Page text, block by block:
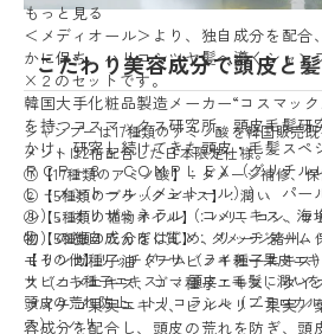
こだわり美容成分で頭皮と
シャンプーは17種類のアミノ酸を韓国販売
メントは2倍配合した日本限定仕様。
①【17種類のアミノ酸】：ダメージ補修、
②【5種類のブラックエキス】：潤い
③【5種類の植物オイル】：ハリ、コシ、ツ
④【5種類のたんぱく質】：ダメージ諸州
【その他】リッチダーム（ライチー果皮エ
サビノキ種子エキス）：頭皮・毛髪に潤い
頭皮の荒れ防止、トリコラシル（プテロカ
ス）：ハリ
もっと見る
＜メディオール＞より、独自成分を配合
かに保ち、ハリコシツヤ髪へ導くシャ
×２のセットです。
韓国大手化粧品製造メーカー“コスマッ
を持つコスマックス研究所、頭皮毛髪研
かけ、研究し続けてきた頭皮・毛髪スペ
ＲＣＰ－８ ＣＯＭＰＬＥＸ（グリチル
Ｌ－メントール（メントール））、パ
ル）、オリザミネラル（コメエキス、海
物）の独自成分をはじめ、リッチダーム
モリンガ種子油（ワサビノキ種子エキス
ス（コメエキス、ゴマ種子エキス、ダイ
ブイチゴ果実エキス、ビルベリー果実／
容成分を配合し、頭皮の荒れを防ぎ、頭